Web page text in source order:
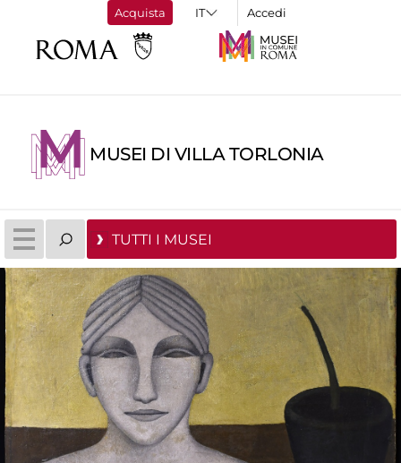
Acquista Accedi
MUSEI DI VILLA TORLONIA
TUTTI I MUSEI